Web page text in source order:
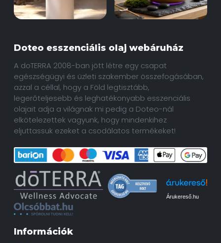
Doteo esszenciális olaj webáruház
A doTERRA 2008-ban jött létre egy csapat
egészségügyi és üzleti szakember összefogásában,
azzal a céllal, hogy a Föld legtisztább,
legerőteljesebb és leghatékonyabb esszenciális
olajait adja a világnak mi pedig a Doteo-nál
elkötelezettek vagyunk, hogy mindenkihez
eljuttassuk ezeket a csodálatos termékeket!
Árukereső.hu
Információk